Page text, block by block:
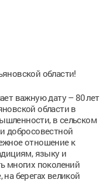
области!
важную дату – 80 лет
области в
в сельском
добросовестной
отношение к
языку и
многих поколений
берегах великой